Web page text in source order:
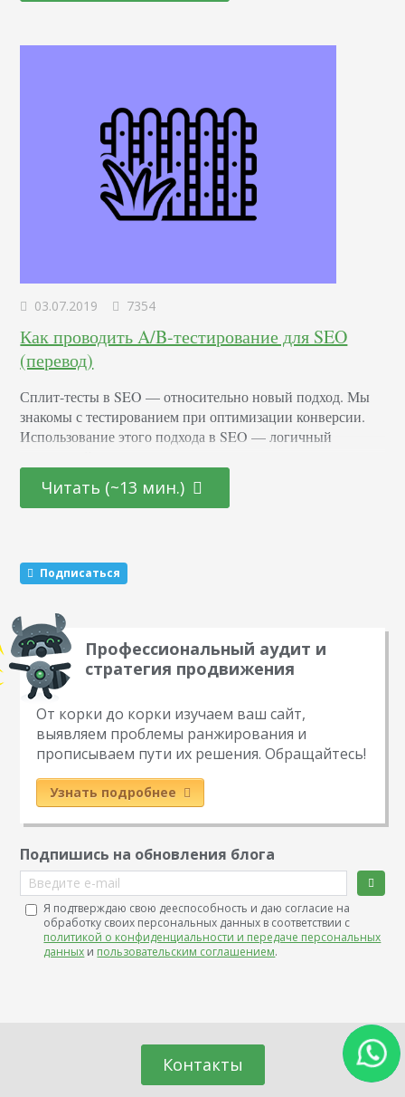
03.07.2019 7354
Как проводить A/B-тестирование для SEO
(перевод)
Сплит-тесты в SEO — относительно новый подход. Мы
знакомы с тестированием при оптимизации конверсии.
Использование этого подхода в SEO — логичный
приведут необходимый трафик на сайт. В Distilled у нас
есть особый инструмент для A/B-тестирования в SEO.
Читать (~13 мин.)
Подписаться
Профессиональный аудит и
стратегия продвижения
От корки до корки изучаем ваш сайт,
выявляем проблемы ранжирования и
прописываем пути их решения. Обращайтесь!
Узнать подробнее
Подпишись на обновления блога
Введите e-mail
Я подтверждаю свою дееспособность и даю согласие на
обработку своих персональных данных в соответствии с
политикой о конфиденциальности и передаче персональных
данных и пользовательским соглашением.
Контакты